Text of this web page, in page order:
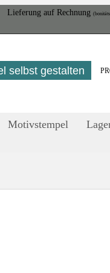
Lieferung auf Rech­nung
selbst gestalten
Motivstempel